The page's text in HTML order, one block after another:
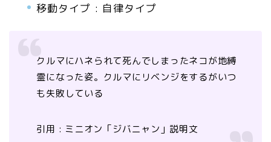
移動タイプ : 自律タイプ
クルマにハネられて死んでしまったネコが地縛
霊になった姿。クルマにリベンジをするがいつ
も失敗している
引用 : ミニオン「ジバニャン」説明文